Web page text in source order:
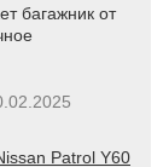
багажник от
Patrol Y60